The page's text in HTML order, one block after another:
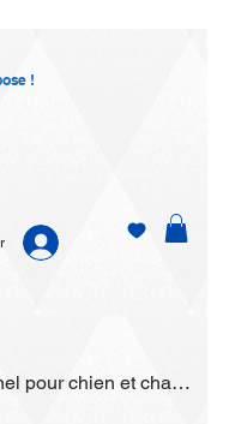
!
Séchoir de toilettage professionnel pour chien et chat - Héry Labo